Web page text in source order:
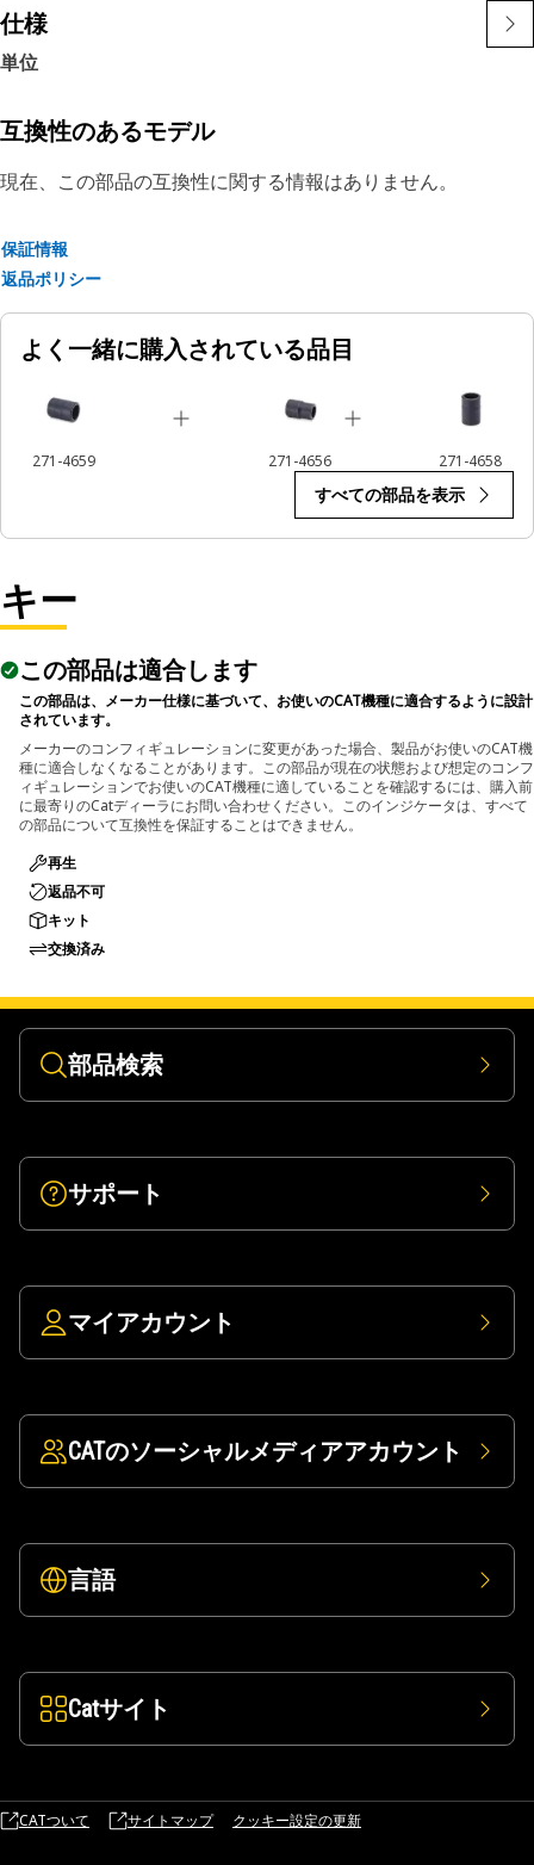
sockets used are tailored for high-torque impact
applications.
• Compatible with standard 3/8 inch square drive size for
• Shallow length socket.
deformation.
• Ensures a secure fit to reduce the risk of fastener damage.
Applications:
The 12-Point Impact Socket is used in conjunction with
impact wrenches to handle hexagonal fasteners on
and assembly operations.
仕様
単位
互換性のあるモデル
現在、この部品の互換性に関する情報はありません。
保証情報
返品ポリシー
よく一緒に購入されている品目
271-4659 271-4656 271-4658
すべての部品を表示
キー
この部品は適合します
この部品は、メーカー仕様に基づいて、お使いのCAT機種に適合するように設計
されています。
メーカーのコンフィギュレーションに変更があった場合、製品がお使いのCAT機
種に適合しなくなることがあります。この部品が現在の状態および想定のコンフ
ィギュレーションでお使いのCAT機種に適していることを確認するには、購入前
に最寄りのCatディーラにお問い合わせください。このインジケータは、すべて
の部品について互換性を保証することはできません。
再生
返品不可
キット
交換済み
部品検索
サポート
マイアカウント
CATのソーシャルメディアアカウント
言語
Catサイト
CATついて サイトマップ クッキー設定の更新